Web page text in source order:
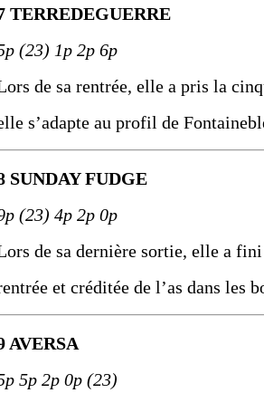
TERREDEGUERRE
(23) 1p 2p 6p
de sa rentrée, elle a pris la
s’adapte au profil de
SUNDAY FUDGE
(23) 4p 2p 0p
de sa dernière sortie, elle a
et créditée de l’as dans les
AVERSA
5p 2p 0p (23)